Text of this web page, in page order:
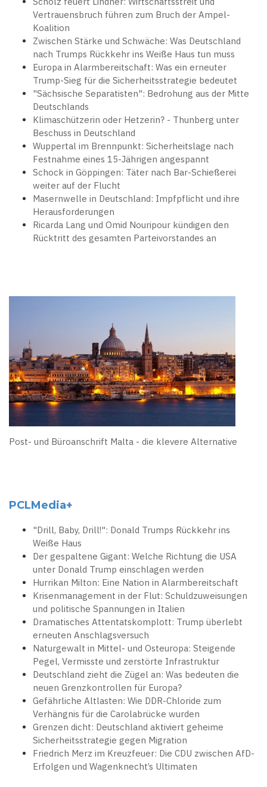
Vertrauensbruch führen zum Bruch der Ampel-
Koalition
Zwischen Stärke und Schwäche: Was Deutschland
nach Trumps Rückkehr ins Weiße Haus tun muss
Europa in Alarmbereitschaft: Was ein erneuter
Trump-Sieg für die Sicherheitsstrategie bedeutet
"Sächsische Separatisten": Bedrohung aus der Mitte
Deutschlands
Klimaschützerin oder Hetzerin? - Thunberg unter
Beschuss in Deutschland
Wuppertal im Brennpunkt: Sicherheitslage nach
Festnahme eines 15-Jährigen angespannt
Schock in Göppingen: Täter nach Bar-Schießerei
weiter auf der Flucht
Masernwelle in Deutschland: Impfpflicht und ihre
Herausforderungen
Ricarda Lang und Omid Nouripour kündigen den
Rücktritt des gesamten Parteivorstandes an
Post- und Büroanschrift Malta - die klevere Alternative
PCLMedia+
"Drill, Baby, Drill!": Donald Trumps Rückkehr ins
Weiße Haus
Der gespaltene Gigant: Welche Richtung die USA
unter Donald Trump einschlagen werden
Hurrikan Milton: Eine Nation in Alarmbereitschaft
Krisenmanagement in der Flut: Schuldzuweisungen
und politische Spannungen in Italien
Dramatisches Attentatskomplott: Trump überlebt
erneuten Anschlagsversuch
Naturgewalt in Mittel- und Osteuropa: Steigende
Pegel, Vermisste und zerstörte Infrastruktur
Deutschland zieht die Zügel an: Was bedeuten die
neuen Grenzkontrollen für Europa?
Gefährliche Altlasten: Wie DDR-Chloride zum
Verhängnis für die Carolabrücke wurden
Grenzen dicht: Deutschland aktiviert geheime
Sicherheitsstrategie gegen Migration
Friedrich Merz im Kreuzfeuer: Die CDU zwischen AfD-
Erfolgen und Wagenknecht’s Ultimaten